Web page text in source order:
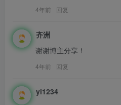
4年前 回复
齐洲
谢谢博主分享！
4年前 回复
yi1234